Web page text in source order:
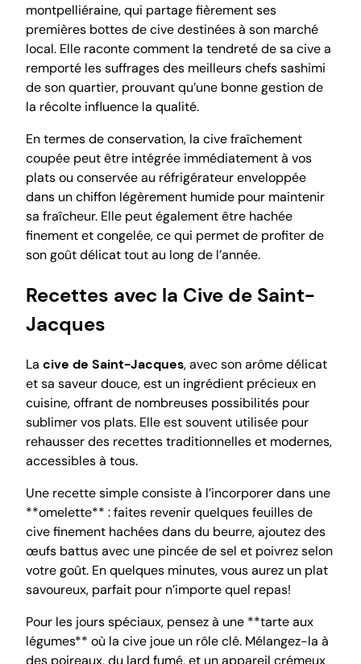
montpelliéraine, qui partage fièrement ses
premières bottes de cive destinées à son marché
local. Elle raconte comment la tendreté de sa cive a
remporté les suffrages des meilleurs chefs sashimi
de son quartier, prouvant qu’une bonne gestion de
la récolte influence la qualité.
En termes de conservation, la cive fraîchement
coupée peut être intégrée immédiatement à vos
plats ou conservée au réfrigérateur enveloppée
dans un chiffon légèrement humide pour maintenir
sa fraîcheur. Elle peut également être hachée
finement et congelée, ce qui permet de profiter de
son goût délicat tout au long de l’année.
Recettes avec la Cive de Saint-
Jacques
La cive de Saint-Jacques, avec son arôme délicat
et sa saveur douce, est un ingrédient précieux en
cuisine, offrant de nombreuses possibilités pour
sublimer vos plats. Elle est souvent utilisée pour
rehausser des recettes traditionnelles et modernes,
accessibles à tous.
Une recette simple consiste à l’incorporer dans une
**omelette** : faites revenir quelques feuilles de
cive finement hachées dans du beurre, ajoutez des
œufs battus avec une pincée de sel et poivrez selon
votre goût. En quelques minutes, vous aurez un plat
savoureux, parfait pour n’importe quel repas!
Pour les jours spéciaux, pensez à une **tarte aux
légumes** où la cive joue un rôle clé. Mélangez-la à
des poireaux, du lard fumé, et un appareil crémeux